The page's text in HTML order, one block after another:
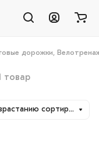
дорожки,
товар
По возрастанию сортировки